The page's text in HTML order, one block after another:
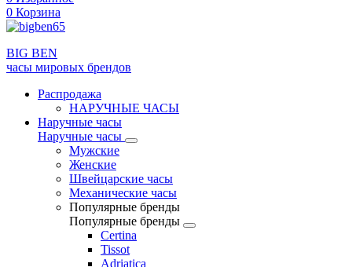
0 Корзина
BIG BEN
часы мировых брендов
Распродажа
НАРУЧНЫЕ ЧАСЫ
Наручные часы
Наручные часы
Мужские
Женские
Швейцарские часы
Механические часы
Популярные бренды
Популярные бренды
Certina
Tissot
Adriatica